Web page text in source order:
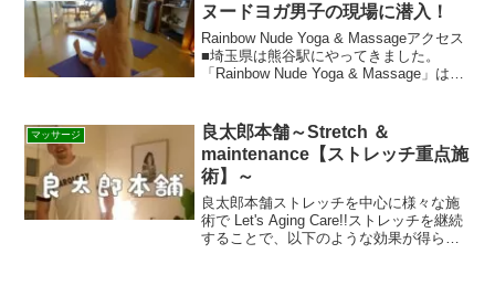
ヌードヨガ男子の現場に潜入！
Rainbow Nude Yoga & Massageアクセス
■埼玉県は熊谷駅にやってきました。
「Rainbow Nude Yoga & Massage」は最
申込者のみ...
マッサージ
良太郎本舗～Stretch ＆
maintenance【ストレッチ重点施
術】～
良太郎本舗ストレッチを中心に様々な施
術で Let's Aging Care!!ストレッチを継続
することで、以下のような効果が得られ